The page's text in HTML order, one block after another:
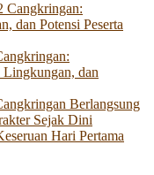
Cangkringan:
dan Potensi Peserta
dan
Berlangsung
Sejak Dini
Hari Pertama